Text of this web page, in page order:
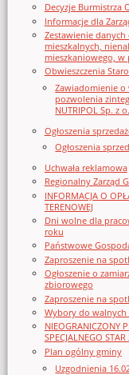
Decyzje Burmistrza
Informacje dla
Zestawienie
mieszkalnych,
mieszkaniowego, w
Obwieszczenia
Zawiadomienie o
pozwolenia
NUTRIPOL Sp. z
Ogłoszenia
Ogłoszenia
Uchwała reklamowa
Regionalny Zarząd
INFORMACJA O
TERENOWEJ
Dni wolne dla
roku
Państwowe
Zaproszenie na
Ogłoszenie o
zbiorowego
Zaproszenie na
Wybory do walnych
NIEOGRANICZONY
SPECJALNEGO
Plan ogólny gminy
Uzgodnienia